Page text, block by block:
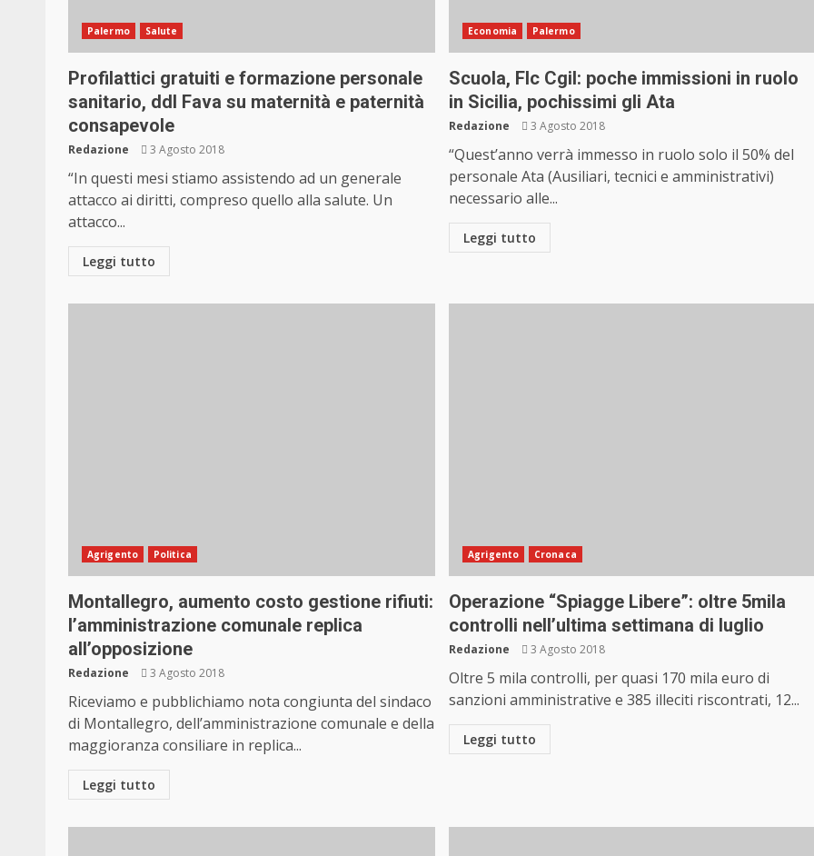
Palermo Salute
Profilattici gratuiti e formazione personale
sanitario, ddl Fava su maternità e paternità
consapevole
Redazione 3 Agosto 2018
“In questi mesi stiamo assistendo ad un generale
attacco ai diritti, compreso quello alla salute. Un
attacco...
Leggi tutto
Economia Palermo
Scuola, Flc Cgil: poche immissioni in ruolo
in Sicilia, pochissimi gli Ata
Redazione 3 Agosto 2018
“Quest’anno verrà immesso in ruolo solo il 50% del
personale Ata (Ausiliari, tecnici e amministrativi)
necessario alle...
Leggi tutto
Agrigento Politica
Montallegro, aumento costo gestione rifiuti:
l’amministrazione comunale replica
all’opposizione
Redazione 3 Agosto 2018
Riceviamo e pubblichiamo nota congiunta del sindaco
di Montallegro, dell’amministrazione comunale e della
maggioranza consiliare in replica...
Leggi tutto
Agrigento Cronaca
Operazione “Spiagge Libere”: oltre 5mila
controlli nell’ultima settimana di luglio
Redazione 3 Agosto 2018
Oltre 5 mila controlli, per quasi 170 mila euro di
sanzioni amministrative e 385 illeciti riscontrati, 12...
Leggi tutto